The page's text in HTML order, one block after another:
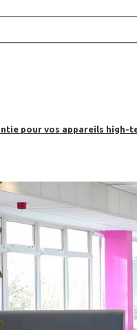
pour vos appareils high-